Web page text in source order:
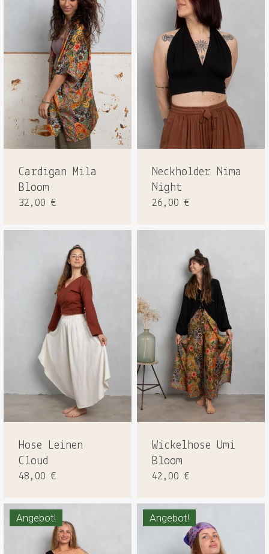
Cardigan Mila
Bloom
32,00 €
Neckholder Nima
Night
26,00 €
Hose Leinen
Cloud
48,00 €
Wickelhose Umi
Bloom
42,00 €
Angebot! Angebot!